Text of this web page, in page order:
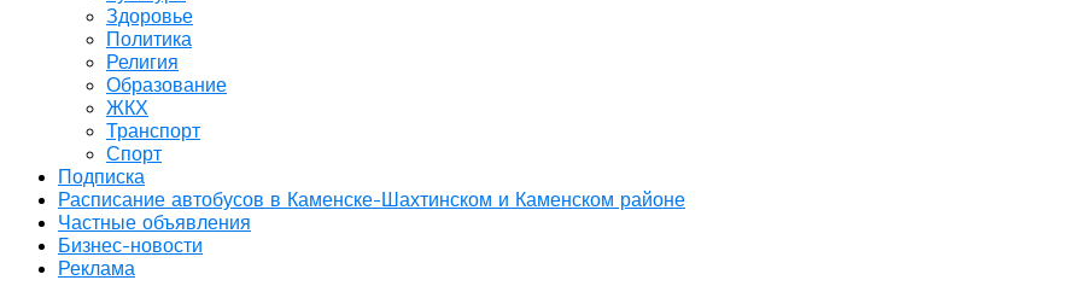
Здоровье
Политика
Религия
Образование
ЖКХ
Транспорт
Спорт
Подписка
Расписание автобусов в Каменске-Шахтинском и Каменском районе
Частные объявления
Бизнес-новости
Реклама